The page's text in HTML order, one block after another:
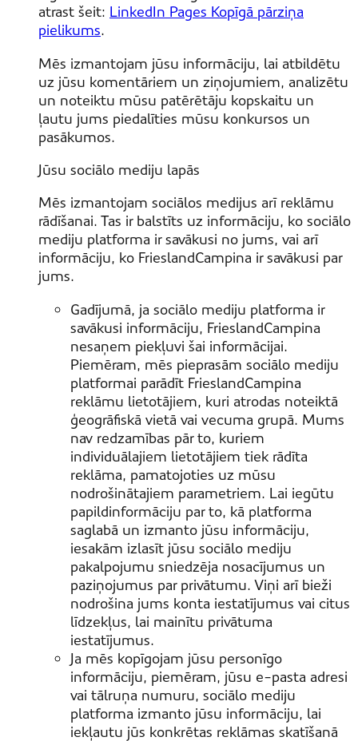
atrast šeit: LinkedIn Pages Kopīgā pārziņa
pielikums.
Mēs izmantojam jūsu informāciju, lai atbildētu
uz jūsu komentāriem un ziņojumiem, analizētu
un noteiktu mūsu patērētāju kopskaitu un
ļautu jums piedalīties mūsu konkursos un
pasākumos.
Jūsu sociālo mediju lapās
Mēs izmantojam sociālos medijus arī reklāmu
rādīšanai. Tas ir balstīts uz informāciju, ko sociālo
mediju platforma ir savākusi no jums, vai arī
informāciju, ko FrieslandCampina ir savākusi par
jums.
Gadījumā, ja sociālo mediju platforma ir
savākusi informāciju, FrieslandCampina
nesaņem piekļuvi šai informācijai.
Piemēram, mēs pieprasām sociālo mediju
platformai parādīt FrieslandCampina
reklāmu lietotājiem, kuri atrodas noteiktā
ģeogrāfiskā vietā vai vecuma grupā. Mums
nav redzamības pār to, kuriem
individuālajiem lietotājiem tiek rādīta
reklāma, pamatojoties uz mūsu
nodrošinātajiem parametriem. Lai iegūtu
papildinformāciju par to, kā platforma
saglabā un izmanto jūsu informāciju,
iesakām izlasīt jūsu sociālo mediju
pakalpojumu sniedzēja nosacījumus un
paziņojumus par privātumu. Viņi arī bieži
nodrošina jums konta iestatījumus vai citus
līdzekļus, lai mainītu privātuma
iestatījumus.
Ja mēs kopīgojam jūsu personīgo
informāciju, piemēram, jūsu e-pasta adresi
vai tālruņa numuru, sociālo mediju
platforma izmanto jūsu informāciju, lai
iekļautu jūs konkrētas reklāmas skatīšanā